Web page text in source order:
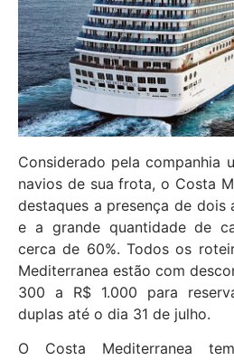
Considerado pela companhia
navios de sua frota, o Costa
destaques a presença de dois
e a grande quantidade de
cerca de 60%. Todos os
Mediterranea estão com
300 a R$ 1.000 para
duplas até o dia 31 de julho.
O Costa Mediterranea